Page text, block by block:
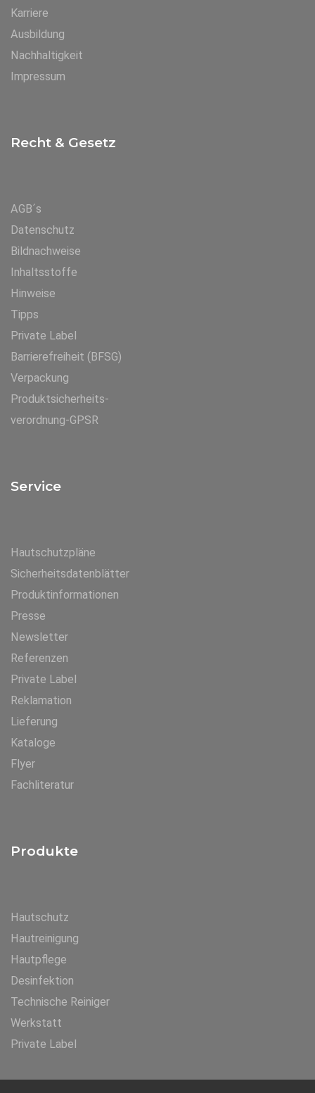
Karriere
Ausbildung
Nachhaltigkeit
Impressum
Recht & Gesetz
AGB´s
Datenschutz
Bildnachweise
Inhaltsstoffe
Hinweise
Tipps
Private Label
Barrierefreiheit (BFSG)
Verpackung
Produktsicherheits-
verordnung-GPSR
Service
Hautschutzpläne
Sicherheitsdatenblätter
Produktinformationen
Presse
Newsletter
Referenzen
Private Label
Reklamation
Lieferung
Kataloge
Flyer
Fachliteratur
Produkte
Hautschutz
Hautreinigung
Hautpflege
Desinfektion
Technische Reiniger
Werkstatt
Private Label